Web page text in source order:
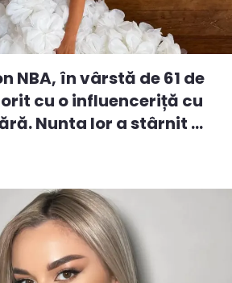
NBA, în vârstă de 61 de
cu o influenceriță cu
Nunta lor a stârnit ...